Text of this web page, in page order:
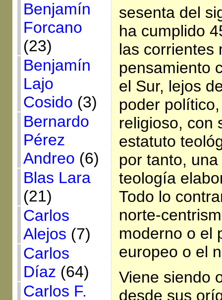
Benjamín
Forcano
(23)
Benjamín
Lajo
Cosido (3)
Bernardo
Pérez
Andreo (6)
Blas Lara
(21)
Carlos
Alejos (7)
Carlos
Díaz (64)
Carlos F.
sesenta del
ha cumplido
las corrientes
pensamiento
el Sur, lejos
poder
religioso, con
estatuto
por tanto,
teología
Todo lo
norte-
moderno o el
europeo o el
Viene siendo
desde sus